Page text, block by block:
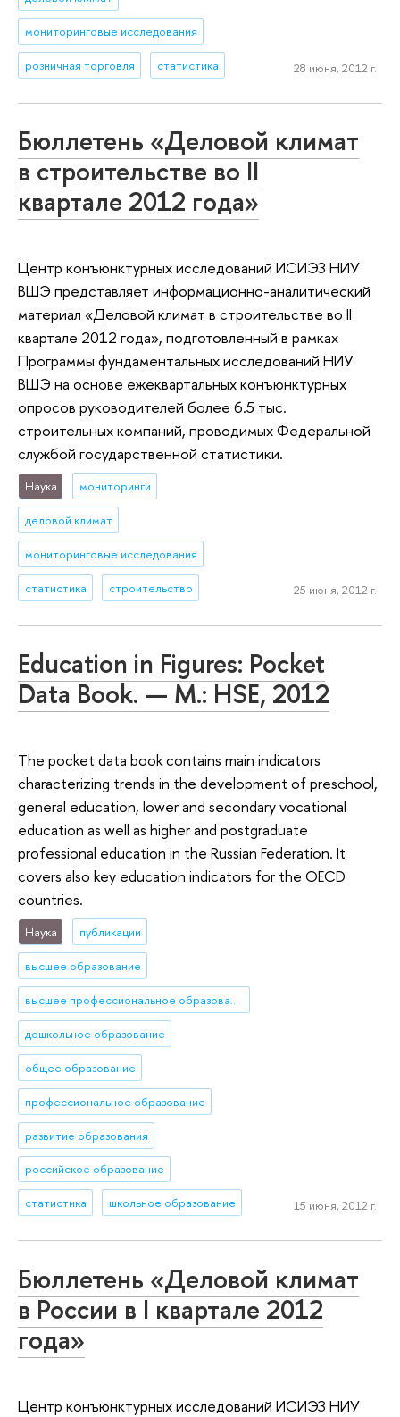
мониторинговые исследования
розничная торговля статистика 28 июня, 2012 г.
Бюллетень «Деловой климат
в строительстве во II
квартале 2012 года»
Центр конъюнктурных исследований ИСИЭЗ НИУ
ВШЭ представляет информационно-аналитический
материал «Деловой климат в строительстве во II
квартале 2012 года», подготовленный в рамках
Программы фундаментальных исследований НИУ
ВШЭ на основе ежеквартальных конъюнктурных
опросов руководителей более 6.5 тыс.
строительных компаний, проводимых Федеральной
службой государственной статистики.
Наука мониторинги
деловой климат
мониторинговые исследования
статистика строительство 25 июня, 2012 г.
Education in Figures: Pocket
Data Book. — M.: HSE, 2012
The pocket data book contains main indicators
characterizing trends in the development of preschool,
general education, lower and secondary vocational
education as well as higher and postgraduate
professional education in the Russian Federation. It
covers also key education indicators for the OECD
countries.
Наука публикации
высшее образование
высшее профессиональное образование
дошкольное образование
общее образование
профессиональное образование
развитие образования
российское образование
статистика школьное образование 15 июня, 2012 г.
Бюллетень «Деловой климат
в России в I квартале 2012
года»
Центр конъюнктурных исследований ИСИЭЗ НИУ